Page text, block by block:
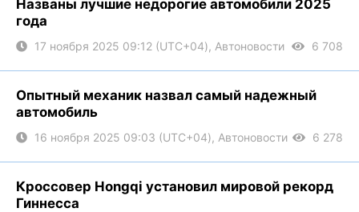
Названы лучшие недорогие автомобили 2025
года
17 ноября 2025 09:12 (UTC+04), Автоновости 6 708
Опытный механик назвал самый надежный
автомобиль
16 ноября 2025 09:03 (UTC+04), Автоновости 6 278
Кроссовер Hongqi установил мировой рекорд
Гиннесса